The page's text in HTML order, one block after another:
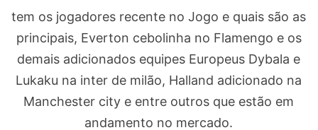
tem os jogadores recente no Jogo e quais são as
principais, Everton cebolinha no Flamengo e os
demais adicionados equipes Europeus Dybala e
Lukaku na inter de milão, Halland adicionado na
Manchester city e entre outros que estão em
andamento no mercado.